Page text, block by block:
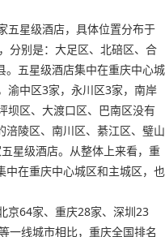
五星级酒店，具体位置分布于
分别是：大足区、北碚区、合
。五星级酒店集中在重庆中心城
渝中区3家，永川区3家，南岸
坝区、大渡口区、巴南区没有
涪陵区、南川区、綦江区、璧山
星级酒店。从整体上来看，重
中在重庆中心城区和主城区，也
京64家、重庆28家、深圳23
一线城市相比，重庆全国排名